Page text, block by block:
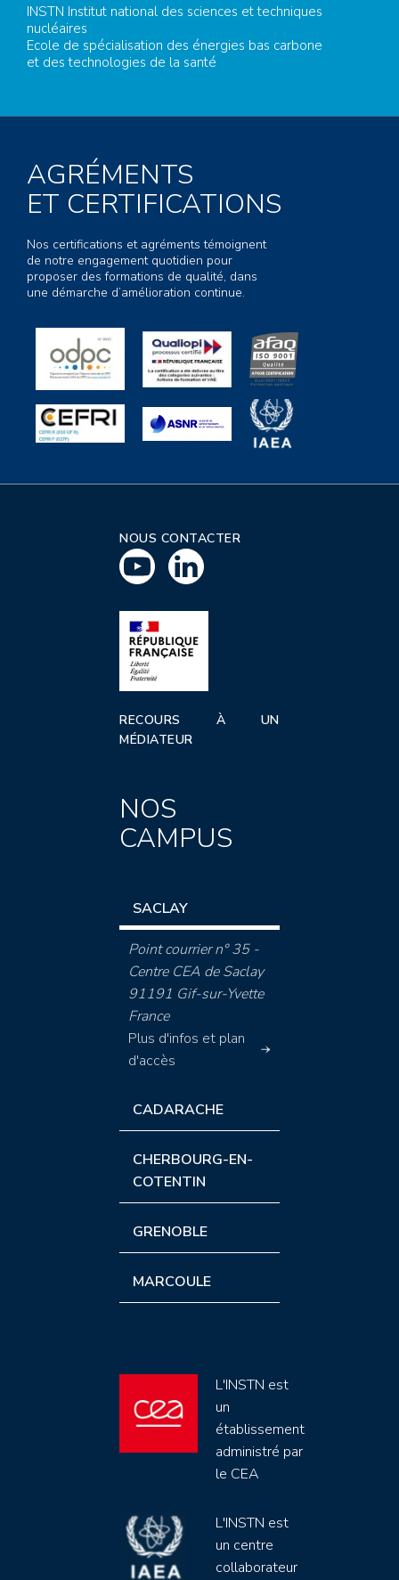
INSTN Institut national des sciences et techniques
nucléaires
Ecole de spécialisation des énergies bas carbone
et des technologies de la santé
AGRÉMENTS
ET CERTIFICATIONS
Nos certifications et agréments témoignent
de notre engagement quotidien pour
proposer des formations de qualité, dans
une démarche d’amélioration continue.
NOUS CONTACTER
RECOURS À UN
MÉDIATEUR
NOS
CAMPUS
SACLAY
Point courrier n° 35 -
Centre CEA de Saclay
91191 Gif-sur-Yvette
France
Plus d'infos et plan
d'accès
CADARACHE
CHERBOURG-EN-
COTENTIN
GRENOBLE
MARCOULE
L'INSTN est
un
établissement
administré par
le CEA
L'INSTN est
un centre
collaborateur